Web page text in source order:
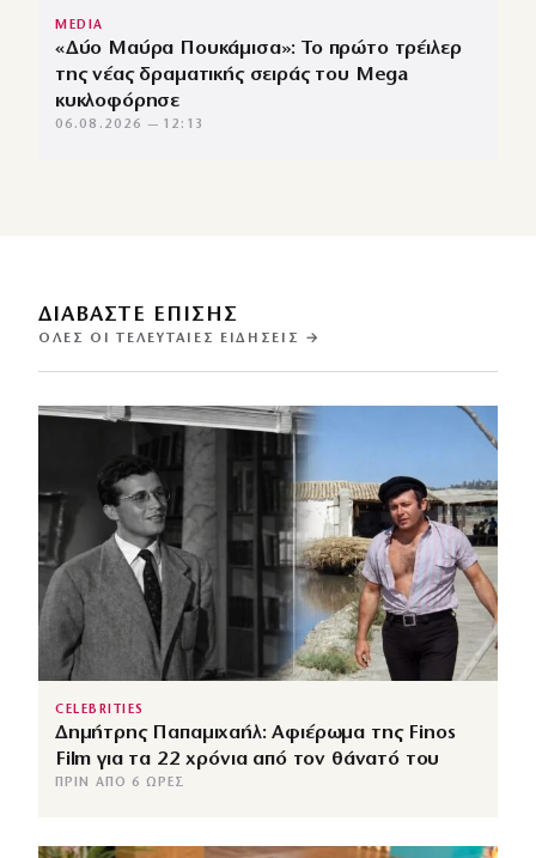
MEDIA
«Δύο Μαύρα Πουκάμισα»: Το πρώτο τρέιλερ
της νέας δραματικής σειράς του Mega
κυκλοφόρησε
06.08.2026 — 12:13
ΔΙΑΒΑΣΤΕ ΕΠΙΣΗΣ
ΌΛΕΣ ΟΙ ΤΕΛΕΥΤΑΊΕΣ ΕΙΔΉΣΕΙΣ →
CELEBRITIES
Δημήτρης Παπαμιχαήλ: Αφιέρωμα της Finos
Film για τα 22 χρόνια από τον θάνατό του
ΠΡΙΝ ΑΠΌ 6 ΏΡΕΣ